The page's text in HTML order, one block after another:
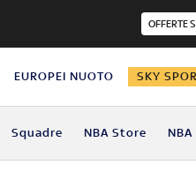
OFFERTE
EUROPEI NUOTO SKY
Squadre NBA Store